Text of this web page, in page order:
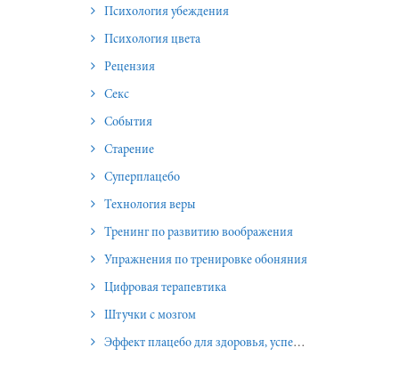
Психология убеждения
Психология цвета
Рецензия
Секс
События
Старение
Суперплацебо
Технология веры
Тренинг по развитию воображения
Упражнения по тренировке обоняния
Цифровая терапевтика
Штучки с мозгом
Эффект плацебо для здоровья, успеха и отношений